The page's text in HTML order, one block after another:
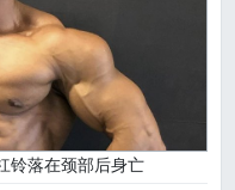
铃落在颈部后身亡